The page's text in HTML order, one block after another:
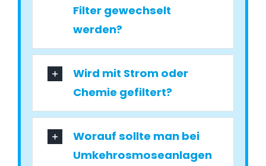
Filter gewechselt
werden?
Wird mit Strom oder
Chemie gefiltert?
Worauf sollte man bei
Umkehrosmoseanlagen